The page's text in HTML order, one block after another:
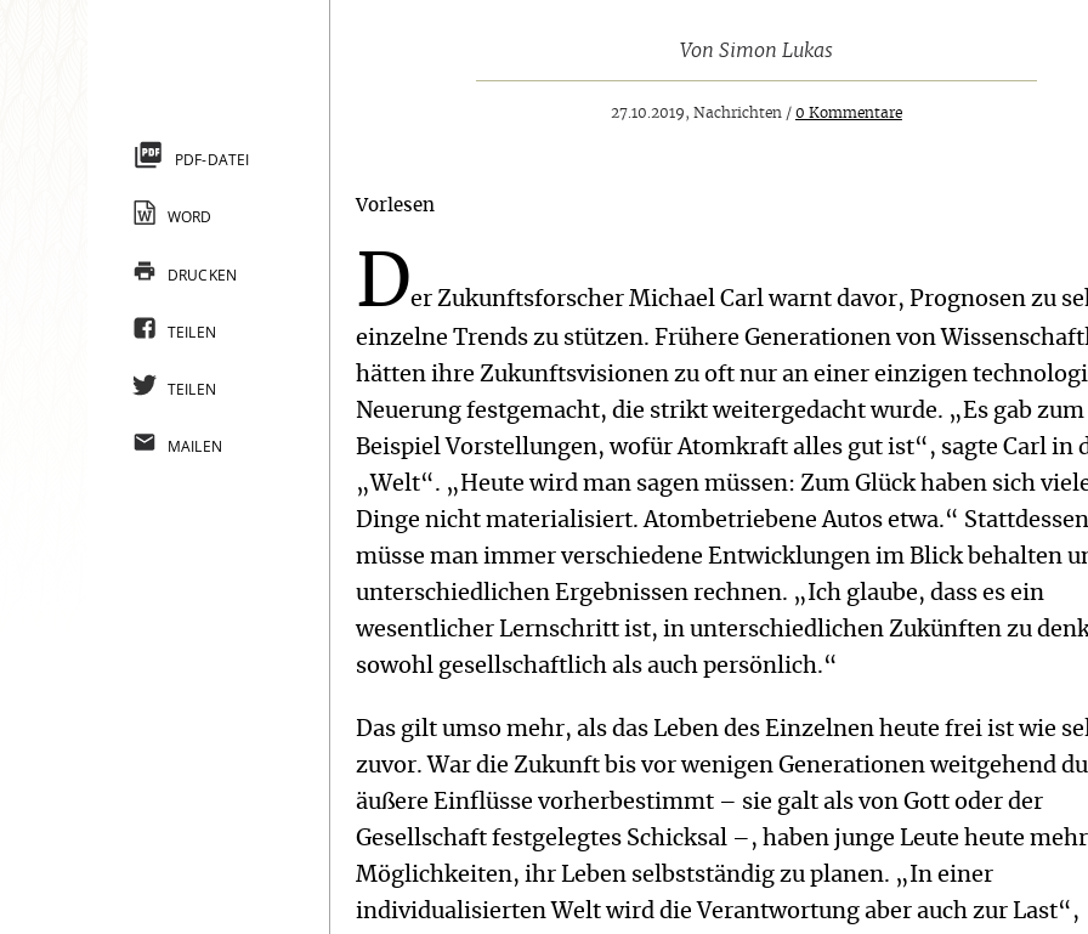
Von Simon Lukas
27.10.2019, Nachrichten / 0 Kommentare
Vorlesen
Der Zukunftsforscher Michael Carl warnt davor, Prognosen zu
einzelne Trends zu stützen. Frühere Generationen von
hätten ihre Zukunftsvisionen zu oft nur an einer einzigen
Neuerung festgemacht, die strikt weitergedacht wurde. „Es gab zum
Beispiel Vorstellungen, wofür Atomkraft alles gut ist“, sagte Carl in
„Welt“. „Heute wird man sagen müssen: Zum Glück haben sich
Dinge nicht materialisiert. Atombetriebene Autos etwa.“ Stattdessen
müsse man immer verschiedene Entwicklungen im Blick behalten
unterschiedlichen Ergebnissen rechnen. „Ich glaube, dass es ein
wesentlicher Lernschritt ist, in unterschiedlichen Zukünften zu
sowohl gesellschaftlich als auch persönlich.“
Das gilt umso mehr, als das Leben des Einzelnen heute frei ist wie
zuvor. War die Zukunft bis vor wenigen Generationen weitgehend
äußere Einflüsse vorherbestimmt – sie galt als von Gott oder der
Gesellschaft festgelegtes Schicksal –, haben junge Leute heute mehr
Möglichkeiten, ihr Leben selbstständig zu planen. „In einer
individualisierten Welt wird die Verantwortung aber auch zur Last“,
PDF-DATEI
WORD
DRUCKEN
TEILEN
TEILEN
MAILEN